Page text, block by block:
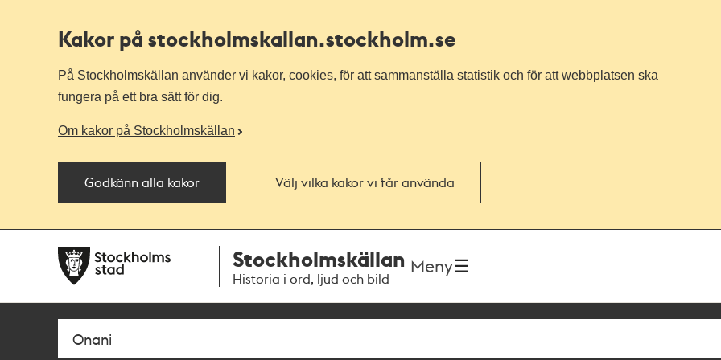
Kakor på stockholmskallan.stockholm.se
På Stockholmskällan använder vi kakor, cookies, för att sammanställa statistik och för att webbplatsen ska
fungera på ett bra sätt för dig.
Om kakor på Stockholmskällan
Godkänn alla kakor Välj vilka kakor vi får använda
navigationen
huvudinnehållet
Stockholmskällan
Historia i ord, ljud och bild
Meny
Sök